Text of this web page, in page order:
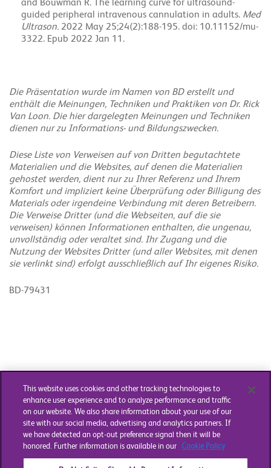
guided peripheral intravenous cannulation in adults. Med
Ultrason. 2022 May 25;24(2):188-195. doi: 10.11152/mu-
3322. Epub 2022 Jan 11.
Die Präsentation wurde im Namen von BD erstellt und
enthält die Meinungen, Techniken und Praktiken von Dr. Rick
Van Loon. Die hier dargelegten Meinungen und Techniken
dienen nur zu Informations- und Bildungszwecken.
Diese Liste von Verweisen auf von Dritten begutachtete
Materialien und die Websites, auf denen die Materialien
gehostet werden, dient nur zu Ihrer Referenz und Ihrem
Komfort und impliziert keine Überprüfung oder Billigung des
Materials oder irgendeine Verbindung mit deren Betreibern.
Die Verweise Dritter (und die Webseiten, auf die sie
verweisen) können Informationen enthalten, die ungenau,
unvollständig oder veraltet sind. Ihr Zugang und die
Nutzung der Websites Dritter (und aller Websites, mit denen
sie verlinkt sind) erfolgt ausschließlich auf Ihr eigenes Risiko.
BD-79431
This website uses cookies and other tracking technologies to
enhance user experience and to analyze performance and traffic
on our website. We also share information about your use of our
site with our social media, advertising and analytics partners. If
we have detected an opt-out preference signal then it will be
honored. Further information is available in our Cookie Policy